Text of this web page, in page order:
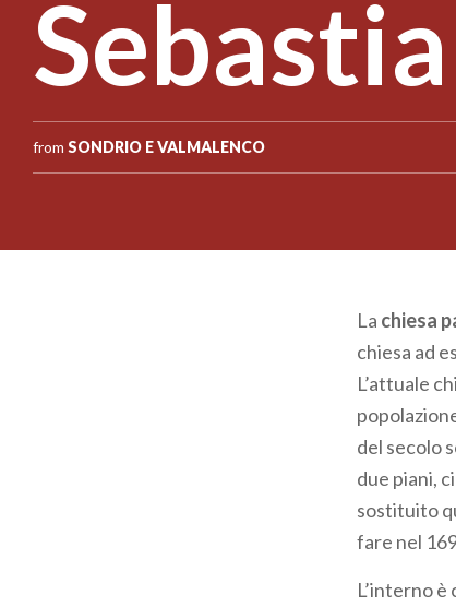
from SONDRIO E VALMALENCO
La chiesa
chiesa ad
L’attuale
del secolo
due piani,
sostituito
fare nel
L’interno